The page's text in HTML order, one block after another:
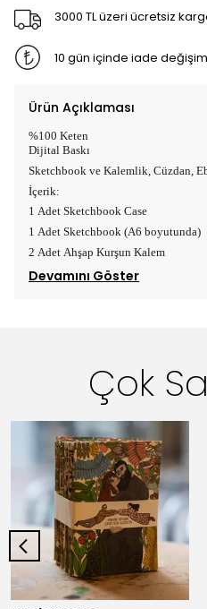
3000 TL üzeri ücretsiz
10 gün içinde iade değişim
Ürün Açıklaması
%100 Keten
Dijital Baskı
Sketchbook ve Kalemlik, Cüzdan,
İçerik:
1 Adet Sketchbook Case
1 Adet Sketchbook (A6 boyutunda)
2 Adet Ahşap Kurşun Kalem
Devamını Göster
Çok